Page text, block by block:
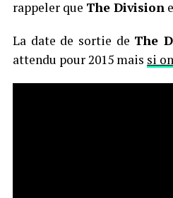
rappeler que The Division
La date de sortie de The
attendu pour 2015 mais si